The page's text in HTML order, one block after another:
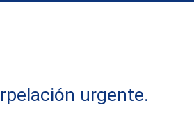
urgente.